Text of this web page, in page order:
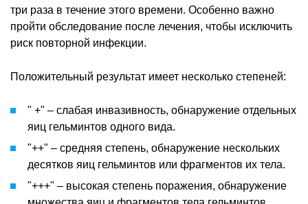
три раза в течение этого времени. Особенно важно
пройти обследование после лечения, чтобы исключить
риск повторной инфекции.
Положительный результат имеет несколько степеней:
" +" – слабая инвазивность, обнаружение отдельных
яиц гельминтов одного вида.
"++" – средняя степень, обнаружение нескольких
десятков яиц гельминтов или фрагментов их тела.
"+++" – высокая степень поражения, обнаружение